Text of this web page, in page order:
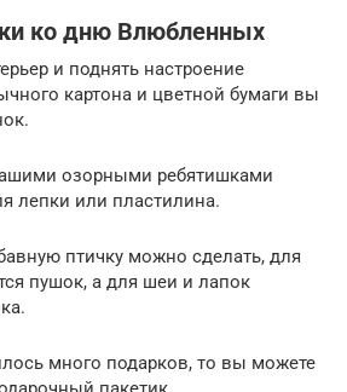
ко дню Влюбленных
и поднять настроение
картона и цветной бумаги вы
озорными ребятишками
лепки или пластилина.
птичку можно сделать, для
пушок, а для шеи и лапок
много подарков, то вы можете